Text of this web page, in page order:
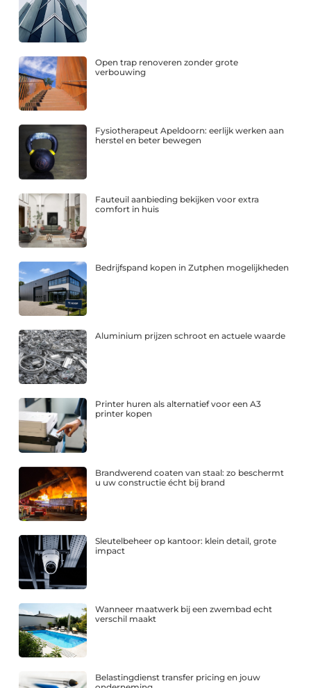
Open trap renoveren zonder grote
verbouwing
Fysiotherapeut Apeldoorn: eerlijk werken aan
herstel en beter bewegen
Fauteuil aanbieding bekijken voor extra
comfort in huis
Bedrijfspand kopen in Zutphen mogelijkheden
Aluminium prijzen schroot en actuele waarde
Printer huren als alternatief voor een A3
printer kopen
Brandwerend coaten van staal: zo beschermt
u uw constructie écht bij brand
Sleutelbeheer op kantoor: klein detail, grote
impact
Wanneer maatwerk bij een zwembad echt
verschil maakt
Belastingdienst transfer pricing en jouw